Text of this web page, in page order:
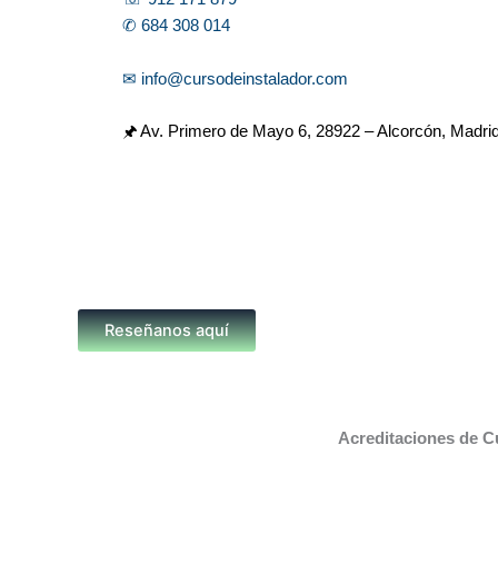
✆ 684 308 014
✉ info@cursodeinstalador.com
🖈 Av. Primero de Mayo 6, 28922 – Alcorcón,
Reseñanos aquí
Acreditaciones de